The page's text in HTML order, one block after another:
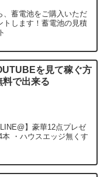
、蓄電池をご購入いただ
トします！蓄電池の見積
を見て稼ぐ方
料で出来る
】豪華12点プレゼ
・ハウスエッジ無くす